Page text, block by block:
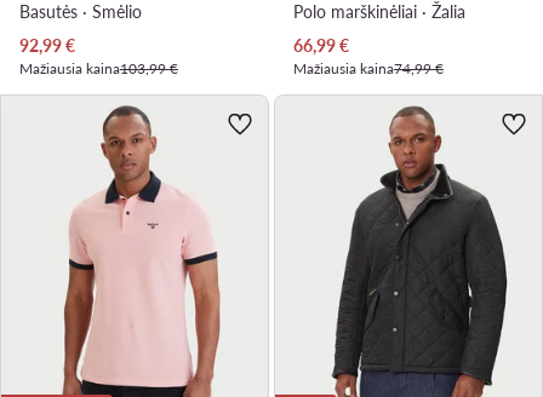
Basutės · Smėlio
Dabartinė kaina
92,99€
Mažiausia kaina103,99 €
Polo marškinėliai · Žalia
Dabartinė kaina
66,99€
Mažiausia kaina74,99 €